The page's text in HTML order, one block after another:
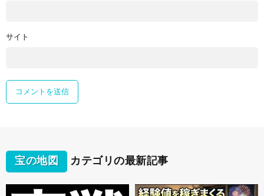
サイト
宝の地図 カテゴリの最新記事